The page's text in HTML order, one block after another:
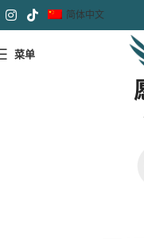
简体中文
菜单